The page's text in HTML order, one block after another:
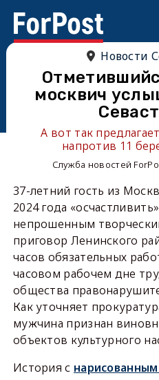
Новости
москвич
А вот так
напротив 11
Служба новостей
37-летний гость из
2024 года
непрошенным
приговор Ленинского
часов обязательных
часовом рабочем дне
общества
Как уточняет
мужчина признан
объектов культурного
История с